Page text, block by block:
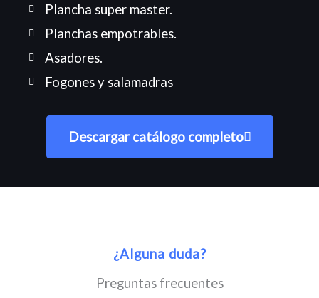
Plancha super master.
Planchas empotrables.
Asadores.
Fogones y salamadras
Descargar catálogo completo
¿Alguna duda?
Preguntas frecuentes